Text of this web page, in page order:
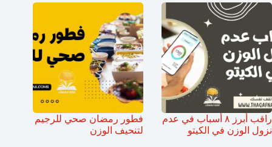
راقب أبرز ٨ أسباب في عدم
نزول الوزن في الكيتو
فطور رمضان صحي للرجيم
لتنحيف الوزن